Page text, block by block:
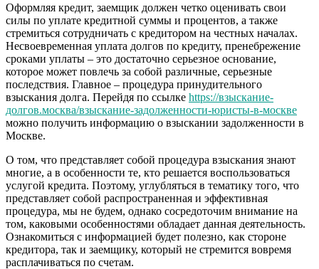
Оформляя кредит, заемщик должен четко оценивать свои
силы по уплате кредитной суммы и процентов, а также
стремиться сотрудничать с кредитором на честных началах.
Несвоевременная уплата долгов по кредиту, пренебрежение
сроками уплаты – это достаточно серьезное основание,
которое может повлечь за собой различные, серьезные
последствия. Главное – процедура принудительного
взыскания долга. Перейдя по ссылке https://взыскание-
долгов.москва/взыскание-задолженности-юристы-в-москве
можно получить информацию о взыскании задолженности в
Москве.
О том, что представляет собой процедура взыскания знают
многие, а в особенности те, кто решается воспользоваться
услугой кредита. Поэтому, углубляться в тематику того, что
представляет собой распространенная и эффективная
процедура, мы не будем, однако сосредоточим внимание на
том, каковыми особенностями обладает данная деятельность.
Ознакомиться с информацией будет полезно, как стороне
кредитора, так и заемщику, который не стремится вовремя
расплачиваться по счетам.